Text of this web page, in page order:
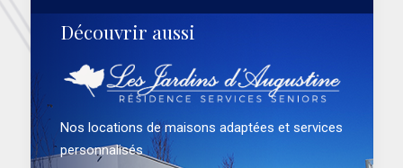
Découvrir aussi
Nos locations de maisons adaptées et services
personnalisés